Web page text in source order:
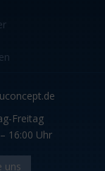
Freitag
16:00 Uhr
uns